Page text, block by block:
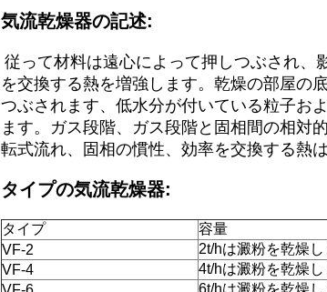
気流乾燥器の記述:
従って材料は遠心によって押しつぶされ、
を交換する熱を増強します。乾燥の部屋の
つぶされます、低水分が付いている粒子お
ます。ガス段階、ガス段階と固相間の相対
転式流れ、固相の慣性、効率を交換する熱
タイプの気流乾燥器:
タイプ 容量
VF-2
2t/hは澱粉を乾燥し
VF-4
4t/hは澱粉を乾燥し
6t/hは澱粉を乾燥し